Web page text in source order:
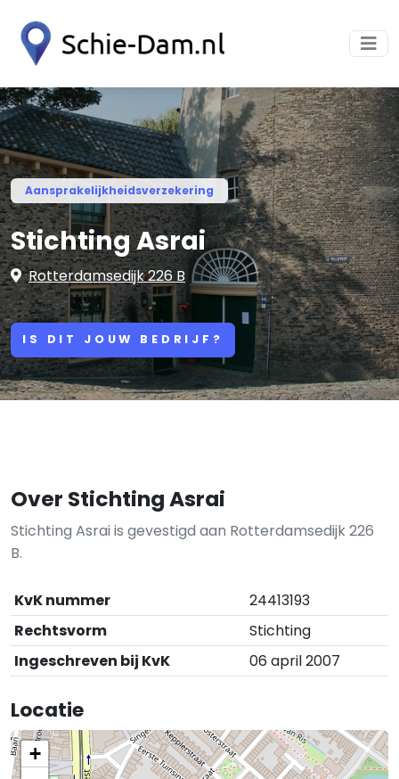
Aansprakelijkheidsverzekering
Stichting Asrai
Rotterdamsedijk 226 B
IS DIT JOUW BEDRIJF?
Over Stichting Asrai
Stichting Asrai is gevestigd aan Rotterdamsedijk 226
B.
KvK nummer
24413193
Rechtsvorm
Stichting
Ingeschreven bij KvK
06 april 2007
Locatie
+